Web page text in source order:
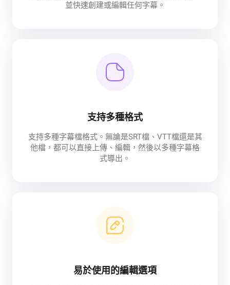
並快速創建或編輯任何字幕。
支持多種格式
支持多種字幕檔格式。無論是SRT檔、VTT檔還是其
他檔，都可以直接上傳、編輯，然後以多種字幕格
式導出。
易於使用的編輯選項